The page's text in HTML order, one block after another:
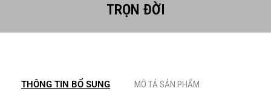
TRỌN ĐỜI
THÔNG TIN BỔ SUNG MÔ TẢ SẢN PHẨM